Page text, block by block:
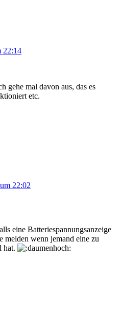
22:14
gehe mal davon aus, das es
etc.
22:02
eine Batteriespannungsanzeige
melden wenn jemand eine zu
hat.